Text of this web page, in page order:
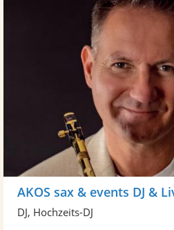
AKOS sax & events DJ &
DJ, Hochzeits-DJ